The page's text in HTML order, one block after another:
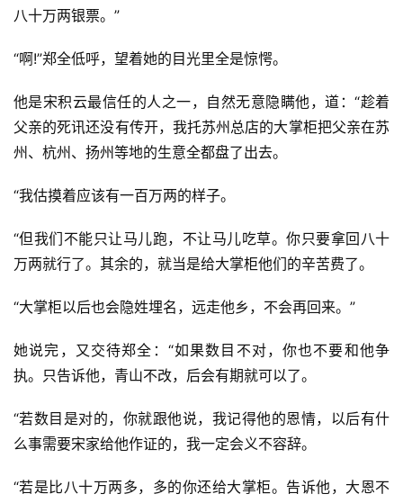
页
语
集
八十万两银票。”
“啊!”郑全低呼，望着她的目光里全是惊愕。
他是宋积云最信任的人之一，自然无意隐瞒他，道：“趁着
父亲的死讯还没有传开，我托苏州总店的大掌柜把父亲在苏
州、杭州、扬州等地的生意全都盘了出去。
“我估摸着应该有一百万两的样子。
“但我们不能只让马儿跑，不让马儿吃草。你只要拿回八十
万两就行了。其余的，就当是给大掌柜他们的辛苦费了。
“大掌柜以后也会隐姓埋名，远走他乡，不会再回来。”
她说完，又交待郑全：“如果数目不对，你也不要和他争
执。只告诉他，青山不改，后会有期就可以了。
“若数目是对的，你就跟他说，我记得他的恩情，以后有什
么事需要宋家给他作证的，我一定会义不容辞。
“若是比八十万两多，多的你还给大掌柜。告诉他，大恩不